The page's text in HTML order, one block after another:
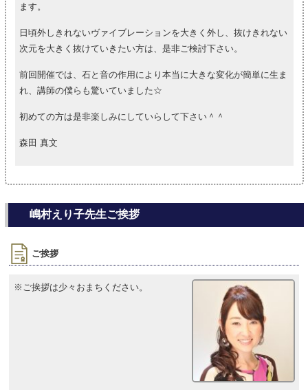
ます。
日頃外しきれないヴァイブレーションを大きく外し、抜けきれない
次元を大きく抜けていきたい方は、是非ご検討下さい。
前回開催では、石と音の作用により本当に大きな変化が簡単に生ま
れ、講師の僕らも驚いていました☆
初めての方は是非楽しみにしていらして下さい＾＾
森田 真文
嶋村えり子先生ご挨拶
ご挨拶
※ご挨拶は少々おまちください。